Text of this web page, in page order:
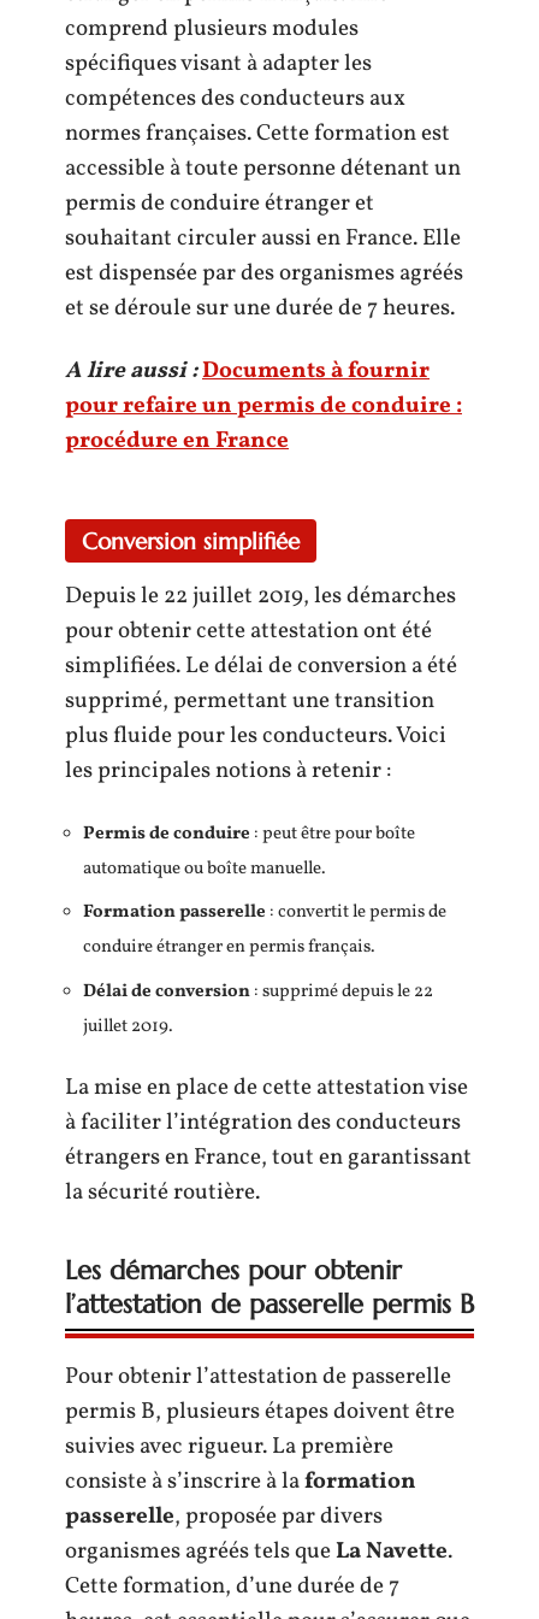
comprend plusieurs modules
spécifiques visant à adapter les
compétences des conducteurs aux
normes françaises. Cette formation est
accessible à toute personne détenant un
permis de conduire étranger et
souhaitant circuler aussi en France. Elle
est dispensée par des organismes agréés
et se déroule sur une durée de 7 heures.
A lire aussi :Documents à fournir
pour refaire un permis de conduire :
procédure en France
Conversion simplifiée
Depuis le 22 juillet 2019, les démarches
pour obtenir cette attestation ont été
simplifiées. Le délai de conversion a été
supprimé, permettant une transition
plus fluide pour les conducteurs. Voici
les principales notions à retenir :
Permis de conduire : peut être pour boîte
automatique ou boîte manuelle.
Formation passerelle : convertit le permis de
conduire étranger en permis français.
Délai de conversion: supprimé depuis le 22
juillet 2019.
La mise en place de cette attestation vise
à faciliter l’intégration des conducteurs
étrangers en France, tout en garantissant
la sécurité routière.
Les démarches pour obtenir
l’attestation de passerelle permis B
Pour obtenir l’attestation de passerelle
permis B, plusieurs étapes doivent être
suivies avec rigueur. La première
consiste à s’inscrire à laformation
passerelle, proposée par divers
organismes agréés tels queLa Navette.
Cette formation, d’une durée de 7